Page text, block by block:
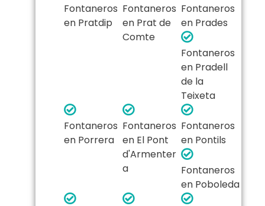
Fontaneros
en Pratdip
Fontaneros
en Prat de
Comte
Fontaneros
en Prades
Fontaneros
en Pradell
de la
Teixeta
Fontaneros
en Porrera
Fontaneros
en El Pont
d'Armenter
a
Fontaneros
en Pontils
Fontaneros
en Poboleda